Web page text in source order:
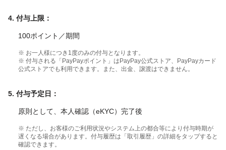
4. 付与上限：
100ポイント／期間
※ お一人様につき1度のみの付与となります。
※ 付与される「PayPayポイント」はPayPay公式ストア、PayPayカード
公式ストアでも利用できます。また、出金、譲渡はできません。
5. 付与予定日：
原則として、本人確認（eKYC）完了後
※ ただし、お客様のご利用状況やシステム上の都合等により付与時期が
遅くなる場合があります。付与履歴は「取引履歴」の詳細をタップすると
確認できます。